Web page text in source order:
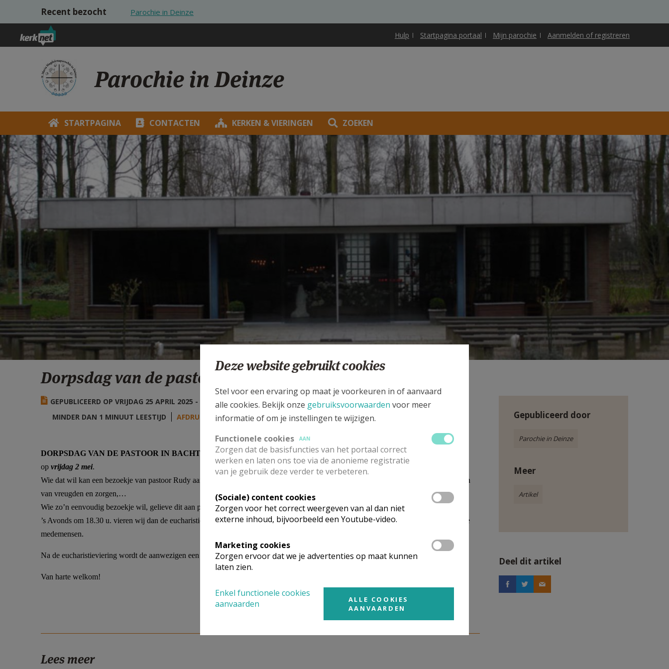
Overslaan en naar de inhoud gaan
Recent bezocht Parochie in Deinze
Hulp Startpagina portaal Mijn parochie Aanmelden of registreren
Parochie in Deinze
STARTPAGINA CONTACTEN KERKEN & VIERINGEN ZOEKEN
Dorpsdag van de pastoor te Bachte op vrijdag 2 mei
GEPUBLICEERD OP VRIJDAG 25 APRIL 2025 - 8:13
MINDER DAN 1 MINUUT LEESTIJD
AFDRUKKEN
DORPSDAG VAN DE PASTOOR IN BACHTE
op vrijdag 2 mei.
Wie dat wil kan een bezoekje van pastoor Rudy aanvragen. Die komt dan langs bij u thuis, voor een babbel, een kennismaking, het delen
van vreugden en zorgen,…
Wie zo’n eenvoudig bezoekje wil, gelieve dit aan parochiale contactpersoon Frans Neirinck te laten weten (0486 31 12 49).
’s Avonds om 18.30 u. vieren wij dan de eucharistie in de kapel van Bachte Grot, en dat ter intentie van onze gezinnen en van onze zieke
medemensen.
Na de eucharistieviering wordt de aanwezigen een kleine receptie aangeboden, maar vooral kans om even elkaar te ontmoeten.
Van harte welkom!
Gepubliceerd door
Parochie in Deinze
Meer
Artikel
Deel dit artikel
Lees meer
Deze website gebruikt cookies
Stel voor een ervaring op maat je voorkeuren in of aanvaard
alle cookies. Bekijk onze gebruiksvoorwaarden voor meer
informatie of om je instellingen te wijzigen.
Functionele cookies
AAN
Zorgen dat de basisfuncties van het portaal correct
werken en laten ons toe via de anonieme registratie
van je gebruik deze verder te verbeteren.
(Sociale) content cookies
Zorgen voor het correct weergeven van al dan niet
externe inhoud, bijvoorbeeld een Youtube-video.
Marketing cookies
Zorgen ervoor dat we je advertenties op maat kunnen
laten zien.
Enkel functionele cookies
aanvaarden
ALLE COOKIES
AANVAARDEN